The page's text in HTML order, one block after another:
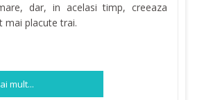
dar, in acelasi timp, creeaza
mai placute trai.
mult...